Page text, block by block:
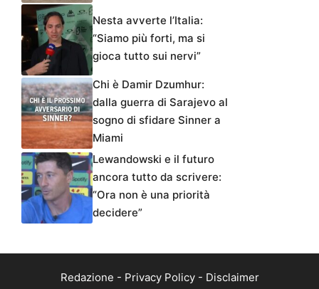
Nesta avverte l’Italia:
“Siamo più forti, ma si
gioca tutto sui nervi”
Chi è Damir Dzumhur:
dalla guerra di Sarajevo al
sogno di sfidare Sinner a
Miami
Lewandowski e il futuro
ancora tutto da scrivere:
“Ora non è una priorità
decidere”
Redazione - Privacy Policy- Disclaimer